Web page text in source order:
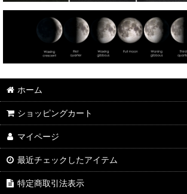
ホーム
ショッピングカート
マイページ
最近チェックしたアイテム
特定商取引法表示